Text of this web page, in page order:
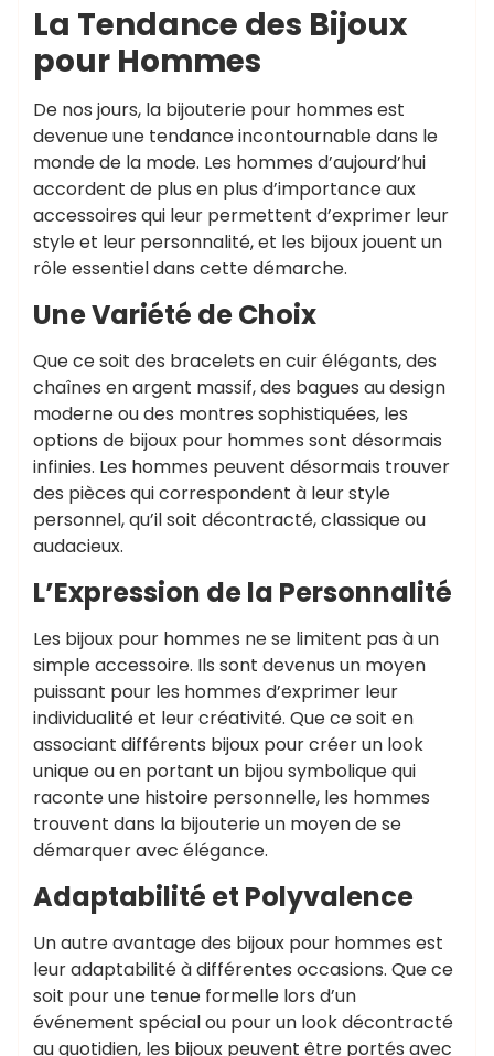
La Tendance des Bijoux
pour Hommes
De nos jours, la bijouterie pour hommes est
devenue une tendance incontournable dans le
monde de la mode. Les hommes d’aujourd’hui
accordent de plus en plus d’importance aux
accessoires qui leur permettent d’exprimer leur
style et leur personnalité, et les bijoux jouent un
rôle essentiel dans cette démarche.
Une Variété de Choix
Que ce soit des bracelets en cuir élégants, des
chaînes en argent massif, des bagues au design
moderne ou des montres sophistiquées, les
options de bijoux pour hommes sont désormais
infinies. Les hommes peuvent désormais trouver
des pièces qui correspondent à leur style
personnel, qu’il soit décontracté, classique ou
audacieux.
L’Expression de la Personnalité
Les bijoux pour hommes ne se limitent pas à un
simple accessoire. Ils sont devenus un moyen
puissant pour les hommes d’exprimer leur
individualité et leur créativité. Que ce soit en
associant différents bijoux pour créer un look
unique ou en portant un bijou symbolique qui
raconte une histoire personnelle, les hommes
trouvent dans la bijouterie un moyen de se
démarquer avec élégance.
Adaptabilité et Polyvalence
Un autre avantage des bijoux pour hommes est
leur adaptabilité à différentes occasions. Que ce
soit pour une tenue formelle lors d’un
événement spécial ou pour un look décontracté
au quotidien, les bijoux peuvent être portés avec